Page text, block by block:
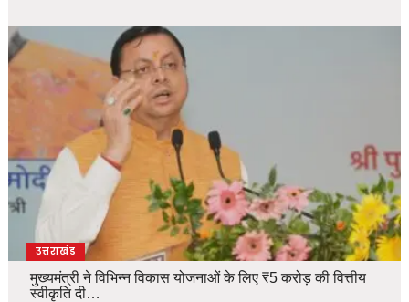
उत्तराखंड
मुख्यमंत्री ने विभिन्न विकास योजनाओं के लिए ₹5 करोड़ की वित्तीय
स्वीकृति दी…